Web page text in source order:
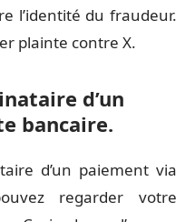
l’identité du fraudeur.
plainte contre X.
d’un
bancaire.
d’un paiement via
regarder votre